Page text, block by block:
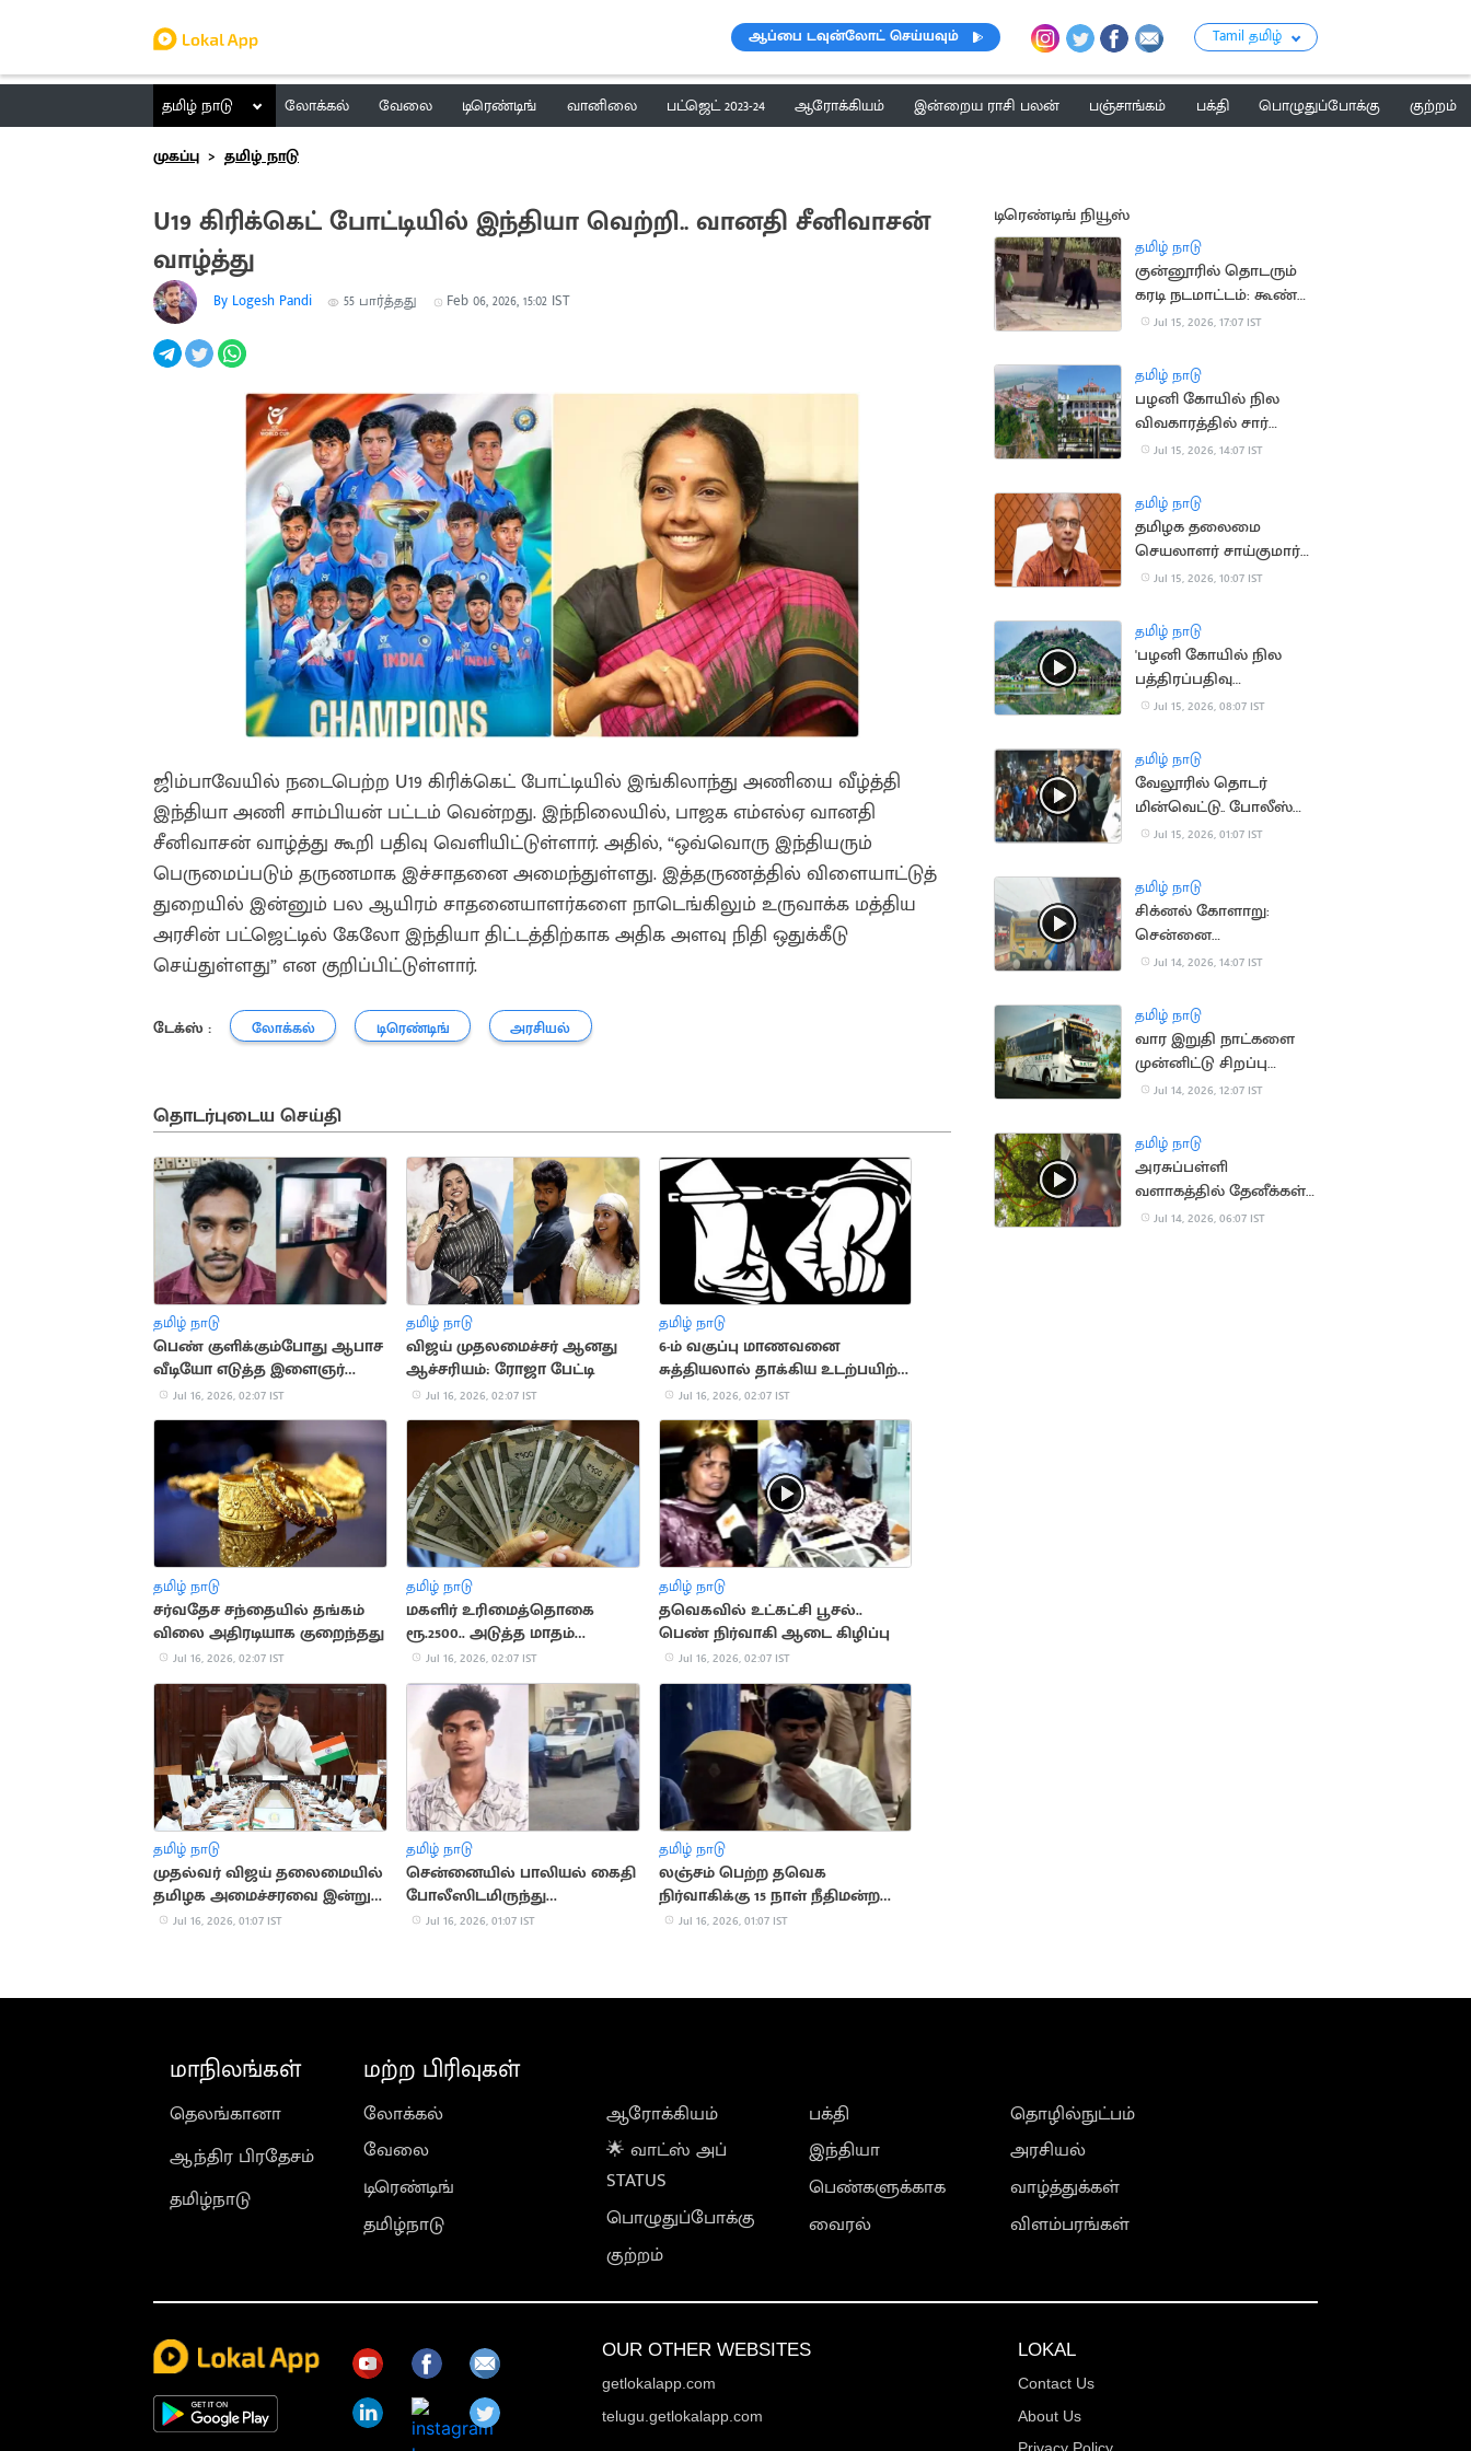
ஆப்பை டவுன்லோட் செய்யவும் Tamil தமிழ்
தமிழ் நாடு லோக்கல் வேலை டிரெண்டிங் வானிலை பட்ஜெட் 2023-24 ஆரோக்கியம் இன்றைய ராசி பலன் பஞ்சாங்கம் பக்தி பொழுதுப்போக்கு
குற்றம்
முகப்பு
தமிழ் நாடு
U19 கிரிக்கெட் போட்டியில் இந்தியா வெற்றி.. வானதி சீனிவாசன்
வாழ்த்து
By Logesh Pandi 55 பார்த்தது Feb 06, 2026, 15:02 IST
ஜிம்பாவேயில் நடைபெற்ற U19 கிரிக்கெட் போட்டியில் இங்கிலாந்து அணியை வீழ்த்தி
இந்தியா அணி சாம்பியன் பட்டம் வென்றது. இந்நிலையில், பாஜக எம்எல்ஏ வானதி
சீனிவாசன் வாழ்த்து கூறி பதிவு வெளியிட்டுள்ளார். அதில், “ஒவ்வொரு இந்தியரும்
பெருமைப்படும் தருணமாக இச்சாதனை அமைந்துள்ளது. இத்தருணத்தில் விளையாட்டுத்
துறையில் இன்னும் பல ஆயிரம் சாதனையாளர்களை நாடெங்கிலும் உருவாக்க மத்திய
அரசின் பட்ஜெட்டில் கேலோ இந்தியா திட்டத்திற்காக அதிக அளவு நிதி ஒதுக்கீடு
செய்துள்ளது” என குறிப்பிட்டுள்ளார்.
டேக்ஸ் : லோக்கல் டிரெண்டிங் அரசியல்
தொடர்புடைய செய்தி
தமிழ் நாடு
பெண் குளிக்கும்போது ஆபாச
வீடியோ எடுத்த இளைஞர்
கைது
Jul 16, 2026, 02:07 IST
தமிழ் நாடு
விஜய் முதலமைச்சர் ஆனது
ஆச்சரியம்: ரோஜா பேட்டி
Jul 16, 2026, 02:07 IST
தமிழ் நாடு
6-ம் வகுப்பு மாணவனை
சுத்தியலால் தாக்கிய உடற்பயிற்சி
ஆசிரியர்
Jul 16, 2026, 02:07 IST
தமிழ் நாடு
சர்வதேச சந்தையில் தங்கம்
விலை அதிரடியாக குறைந்தது
Jul 16, 2026, 02:07 IST
தமிழ் நாடு
மகளிர் உரிமைத்தொகை
ரூ.2500.. அடுத்த மாதம்
வெளியாக வாய்ப்பு
Jul 16, 2026, 02:07 IST
தமிழ் நாடு
தவெகவில் உட்கட்சி பூசல்..
பெண் நிர்வாகி ஆடை கிழிப்பு
Jul 16, 2026, 02:07 IST
தமிழ் நாடு
முதல்வர் விஜய் தலைமையில்
தமிழக அமைச்சரவை இன்று
கூடுகிறது!
Jul 16, 2026, 01:07 IST
தமிழ் நாடு
சென்னையில் பாலியல் கைதி
போலீஸிடமிருந்து
தப்பியோட்டம்
Jul 16, 2026, 01:07 IST
தமிழ் நாடு
லஞ்சம் பெற்ற தவெக
நிர்வாகிக்கு 15 நாள் நீதிமன்ற
காவல்
Jul 16, 2026, 01:07 IST
டிரெண்டிங் நியூஸ்
தமிழ் நாடு
குன்னூரில் தொடரும்
கரடி நடமாட்டம்: கூண்டு
வைக்க பொதுமக்கள்
Jul 15, 2026, 17:07 IST
தமிழ் நாடு
பழனி கோயில் நில
விவகாரத்தில் சார்
பதிவாளர் கைதுக்கு
Jul 15, 2026, 14:07 IST
தமிழ் நாடு
தமிழக தலைமை
செயலாளர் சாய்குமார்
பதவிக்காலம் 6
Jul 15, 2026, 10:07 IST
தமிழ் நாடு
'பழனி கோயில் நில
பத்திரப்பதிவு
செல்லாது'.. நீதிமன்றம்
Jul 15, 2026, 08:07 IST
தமிழ் நாடு
வேலூரில் தொடர்
மின்வெட்டு.. போலீஸ்
பேச்சால் சர்ச்சை
Jul 15, 2026, 01:07 IST
தமிழ் நாடு
சிக்னல் கோளாறு:
சென்னை
கடற்கரையில் புறநகர்
Jul 14, 2026, 14:07 IST
தமிழ் நாடு
வார இறுதி நாட்களை
முன்னிட்டு சிறப்பு
பேருந்துகள் இயக்கம்
Jul 14, 2026, 12:07 IST
தமிழ் நாடு
அரசுப்பள்ளி
வளாகத்தில் தேனீக்கள்
கொட்டி 50
Jul 14, 2026, 06:07 IST
மாநிலங்கள்
தெலங்கானா
ஆந்திர பிரதேசம்
தமிழ்நாடு
மற்ற பிரிவுகள்
லோக்கல்
வேலை
டிரெண்டிங்
தமிழ்நாடு
ஆரோக்கியம்
🌟 வாட்ஸ் அப்
STATUS
பொழுதுப்போக்கு
குற்றம்
பக்தி
இந்தியா
பெண்களுக்காக
வைரல்
தொழில்நுட்பம்
அரசியல்
வாழ்த்துக்கள்
விளம்பரங்கள்
OUR OTHER WEBSITES
getlokalapp.com
telugu.getlokalapp.com
LOKAL
Contact Us
About Us